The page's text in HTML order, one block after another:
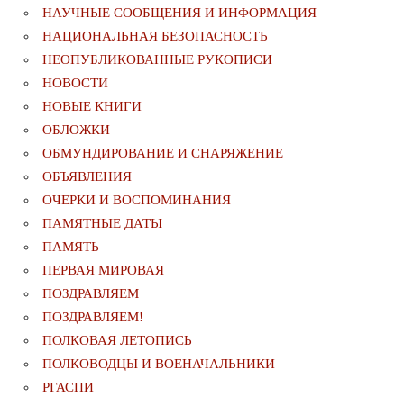
НАУЧНЫЕ СООБЩЕНИЯ И ИНФОРМАЦИЯ
НАЦИОНАЛЬНАЯ БЕЗОПАСНОСТЬ
НЕОПУБЛИКОВАННЫЕ РУКОПИСИ
НОВОСТИ
НОВЫЕ КНИГИ
ОБЛОЖКИ
ОБМУНДИРОВАНИЕ И СНАРЯЖЕНИЕ
ОБЪЯВЛЕНИЯ
ОЧЕРКИ И ВОСПОМИНАНИЯ
ПАМЯТНЫЕ ДАТЫ
ПАМЯТЬ
ПЕРВАЯ МИРОВАЯ
ПОЗДРАВЛЯЕМ
ПОЗДРАВЛЯЕМ!
ПОЛКОВАЯ ЛЕТОПИСЬ
ПОЛКОВОДЦЫ И ВОЕНАЧАЛЬНИКИ
РГАСПИ